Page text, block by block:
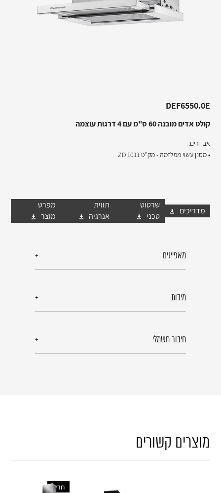
DEF6550.0E
קולט אדים מובנה 60 ס"מ עם 4 דרגות עוצמה
אביזרים:
• מסנן עשוי מפלזמה - מק"ט 1011 ZD
מדריכים
שרטוט
טכני
תווית
אנרגיה
מפרט
מוצר
מאפיינים
מידות
חיבור חשמלי
מוצרים קשורים
חדש